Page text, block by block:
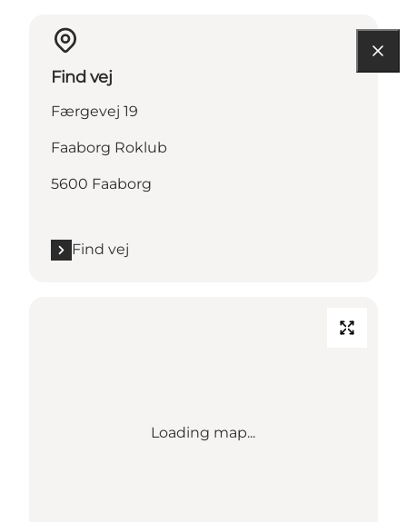
Find vej
Færgevej 19
Faaborg Roklub
5600 Faaborg
Find vej
Loading map...